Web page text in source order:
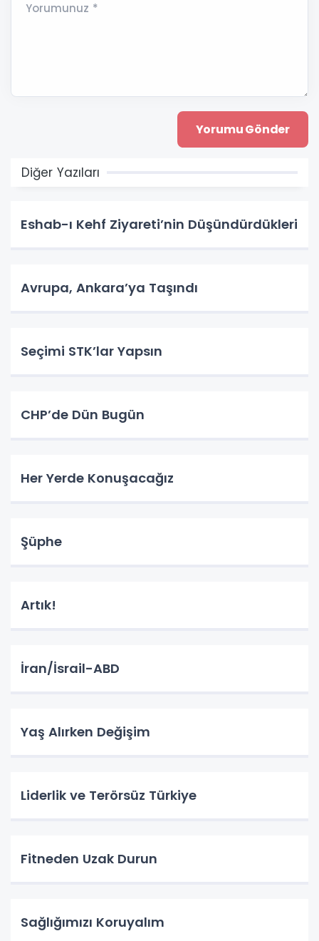
Yorumunuz *
Diğer Yazıları
Eshab-ı Kehf Ziyareti’nin Düşündürdükleri
Avrupa, Ankara’ya Taşındı
Seçimi STK’lar Yapsın
CHP’de Dün Bugün
Her Yerde Konuşacağız
Şüphe
Artık!
İran/İsrail-ABD
Yaş Alırken Değişim
Liderlik ve Terörsüz Türkiye
Fitneden Uzak Durun
Sağlığımızı Koruyalım